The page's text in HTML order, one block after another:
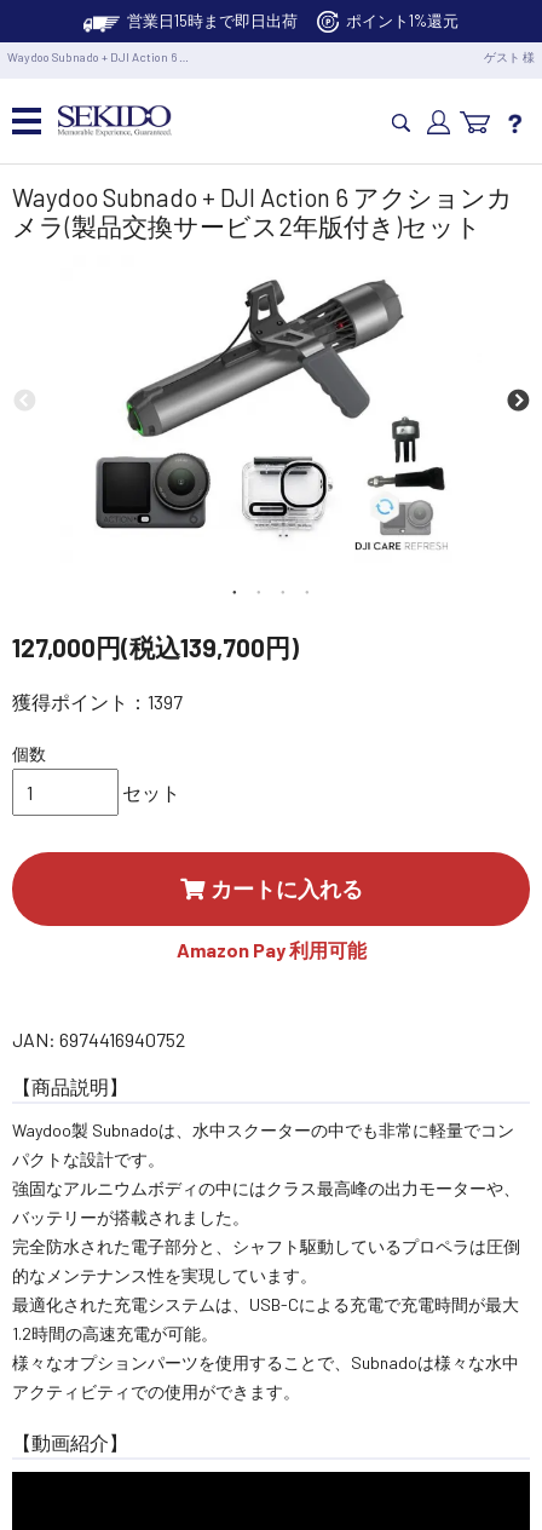
営業日15時まで即日出荷 ポイント1%還元
Waydoo Subnado + DJI Action 6 … ゲスト 様
カメラドローン・生活家電
業務用ドローン・業務関連製品
水中ドローン(ROV)・水中スクーター
RC・ロボット部品
定期配信!
サポート・Q&A / 法人・学生のお客様
SEKIDO
Waydoo Subnado + DJI Action 6 アクションカ
メラ(製品交換サービス2年版付き)セット
127,000円(税込139,700円)
獲得ポイント：1397
個数
セット
カートに入れる
Amazon Pay 利用可能
JAN: 6974416940752
【商品説明】
Waydoo製 Subnadoは、水中スクーターの中でも非常に軽量でコン
パクトな設計です。
強固なアルニウムボディの中にはクラス最高峰の出力モーターや、
バッテリーが搭載されました。
完全防水された電子部分と、シャフト駆動しているプロペラは圧倒
的なメンテナンス性を実現しています。
最適化された充電システムは、USB-Cによる充電で充電時間が最大
1.2時間の高速充電が可能。
様々なオプションパーツを使用することで、Subnadoは様々な水中
アクティビティでの使用ができます。
【動画紹介】